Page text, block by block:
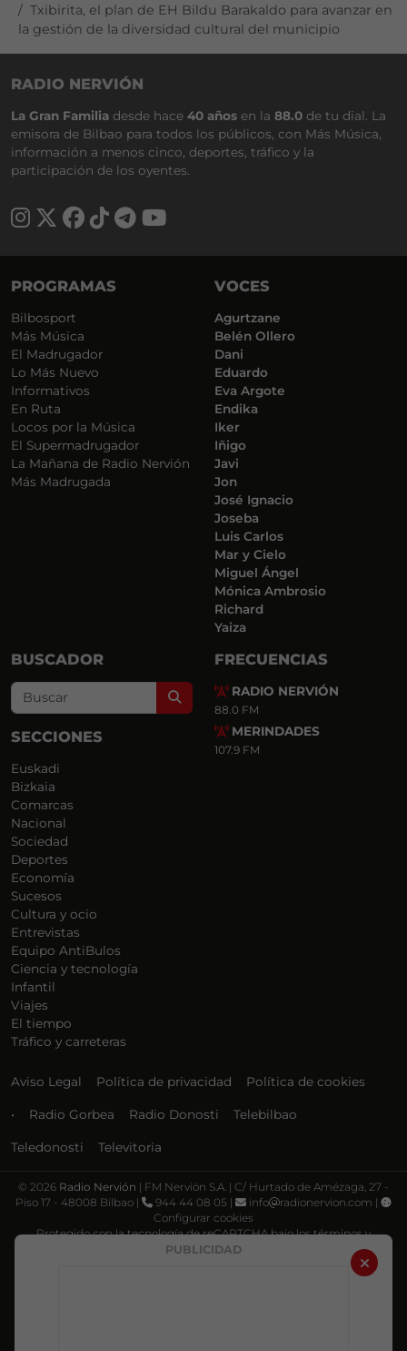
PUBLICIDAD
Txibirita, el plan de EH Bildu Barakaldo para avanzar en
la gestión de la diversidad cultural del municipio
RADIO NERVIÓN
La Gran Familia desde hace 40 años en la 88.0 de tu dial. La
emisora de Bilbao para todos los públicos, con Más Música,
información a menos cinco, deportes, tráfico y la
participación de los oyentes.
PROGRAMAS
Bilbosport
Más Música
El Madrugador
Lo Más Nuevo
Informativos
En Ruta
Locos por la Música
El Supermadrugador
La Mañana de Radio Nervión
Más Madrugada
VOCES
Agurtzane
Belén Ollero
Dani
Eduardo
Eva Argote
Endika
Iker
Iñigo
Javi
Jon
José Ignacio
Joseba
Luis Carlos
Mar y Cielo
Miguel Ángel
Mónica Ambrosio
Richard
Yaiza
BUSCADOR
Search
SECCIONES
Euskadi
Bizkaia
Comarcas
Nacional
Sociedad
Deportes
Economía
Sucesos
Cultura y ocio
Entrevistas
Equipo AntiBulos
Ciencia y tecnología
Infantil
Viajes
El tiempo
Tráfico y carreteras
FRECUENCIAS
RADIO NERVIÓN
88.0 FM
MERINDADES
107.9 FM
Aviso Legal Política de privacidad Política de cookies
• Radio Gorbea Radio Donosti Telebilbao
Teledonosti Televitoria
© 2026 Radio Nervión | FM Nervión S.A. | C/ Hurtado de Amézaga, 27 -
Piso 17 - 48008 Bilbao |
944 44 08 05 | info
radionervion.com |
Configurar cookies
Protegido con la tecnología de reCAPTCHA bajo los términos y
Política de privacidad Términos de servicio